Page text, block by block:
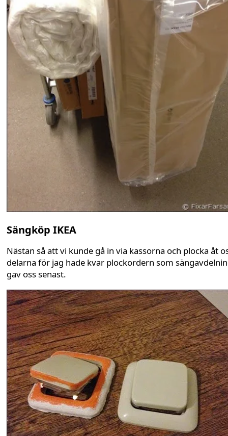
Sängköp IKEA
Nästan så att vi kunde gå in via kassorna och plocka åt
delarna för jag hade kvar plockordern som
gav oss senast.